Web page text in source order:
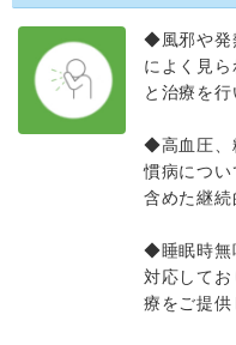
◆風邪や発
によく見
と治療を行
◆高血圧、
慣病につ
含めた継続
◆睡眠時無
対応して
療をご提供